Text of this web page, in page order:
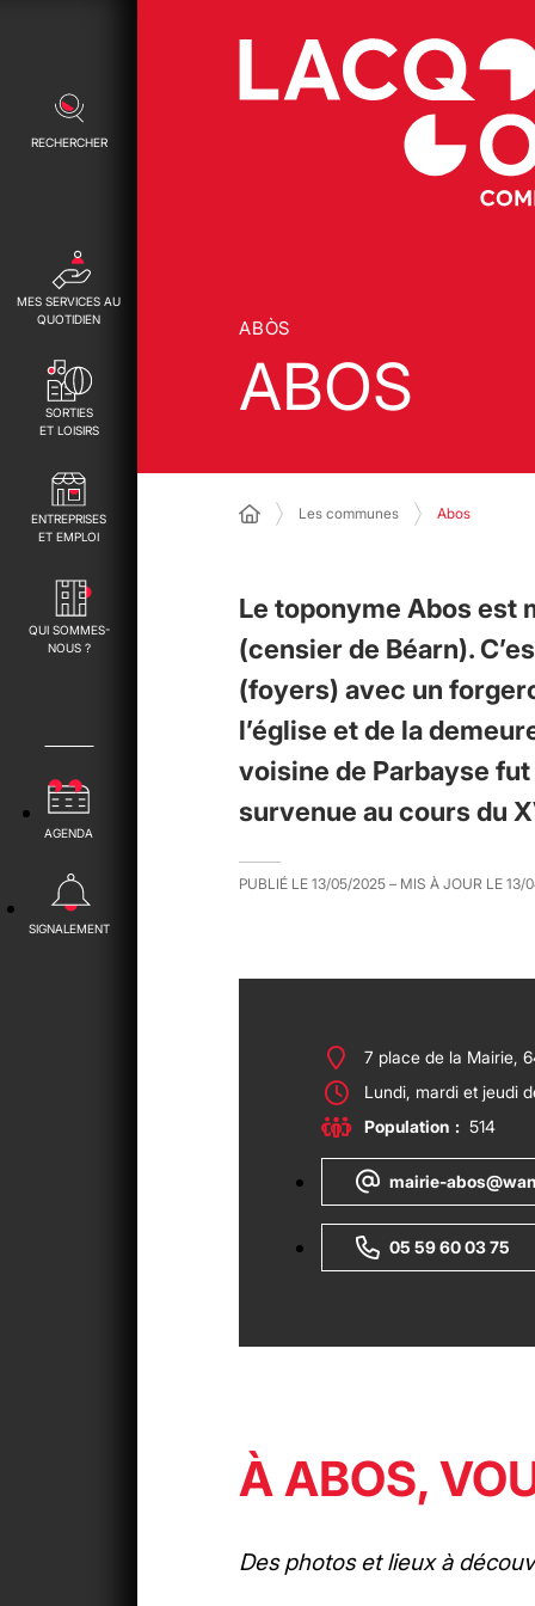
RECHERCHER
MES SERVICES AU
QUOTIDIEN
SORTIES
ET LOISIRS
ENTREPRISES
ET EMPLOI
QUI SOMMES-
NOUS ?
AGENDA
SIGNALEMENT
ABÒS
ABOS
Les communes Abos
Le toponyme Abos est
(censier de Béarn).
(foyers) avec un
l’église et de la
voisine de Parbayse
survenue au cours du
PUBLIÉ LE 13/05/2025 – MIS À JOUR LE 13/
7 place de la Mairie,
Lundi, mardi et jeudi
Population : 514
mairie-
05 59 60 03 75
À ABOS,
Des photos et lieux à